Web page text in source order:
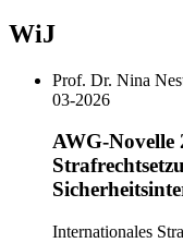
WiJ
Prof. Dr. Nina
03-2026
AWG-Novelle
Internationales